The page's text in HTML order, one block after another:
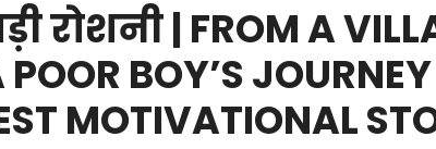
रोशनी | FROM A
BOY’S
MOTIVATIONAL